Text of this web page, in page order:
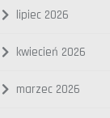
lipiec 2026
kwiecień 2026
marzec 2026